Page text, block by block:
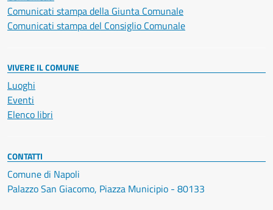
Comunicati stampa della Giunta Comunale
Comunicati stampa del Consiglio Comunale
VIVERE IL COMUNE
Luoghi
Eventi
Elenco libri
CONTATTI
Comune di Napoli
Palazzo San Giacomo, Piazza Municipio - 80133